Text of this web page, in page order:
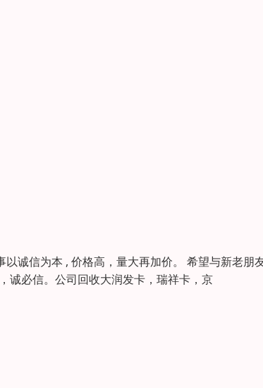
诚信为本 , 价格高，量大再加价。 希望与新老朋
诚必信。公司回收大润发卡，瑞祥卡，京